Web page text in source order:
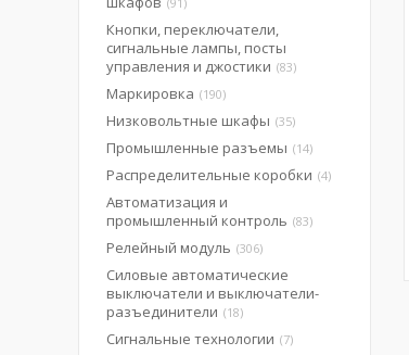
Кнопки, переключатели,
сигнальные лампы, посты
управления и джостики 83
Маркировка 190
Низковольтные шкафы 35
Промышленные разъемы 14
Распределительные коробки 4
Автоматизация и
промышленный контроль 83
Релейный модуль 306
Силовые автоматические
выключатели и выключатели-
разъединители
18
Сигнальные технологии 7